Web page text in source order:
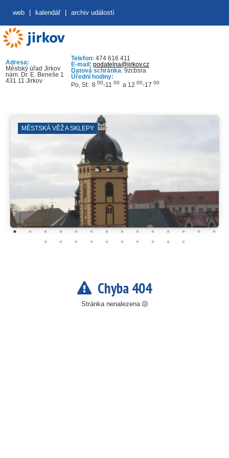
web kalendář archiv událostí
Adresa:
Městský úřad Jirkov
nám. Dr. E. Beneše 1
431 11 Jirkov
Telefon: 474 616 411
E-mail: podatelna@jirkov.cz
Datová schránka: 9zcbsra
Úřední hodiny:
Po, St: 8 00-11 00 a 12 00-17 00
MĚSTSKÁ VĚŽ A SKLEPY
Chyba 404
Stránka nenalezena